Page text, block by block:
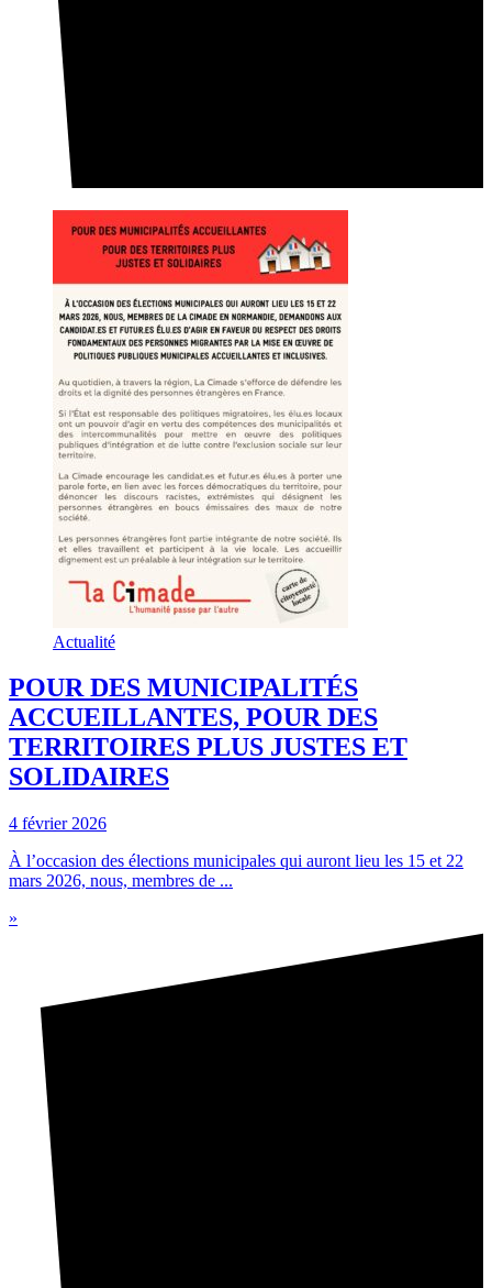
Actualité
POUR DES MUNICIPALITÉS
ACCUEILLANTES, POUR DES
TERRITOIRES PLUS JUSTES ET
SOLIDAIRES
4 février 2026
À l’occasion des élections municipales qui auront lieu les 15 et 22
mars 2026, nous, membres de ...
»